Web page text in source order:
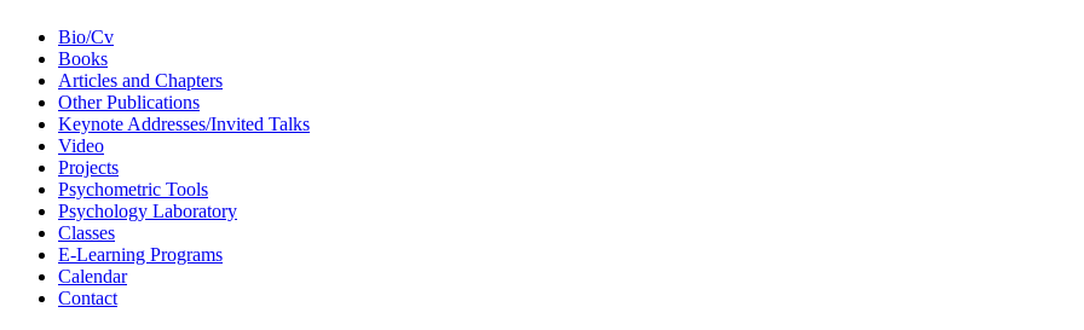
Bio/Cv
Books
Articles and Chapters
Other Publications
Keynote Addresses/Invited Talks
Video
Projects
Psychometric Tools
Psychology Laboratory
Classes
E-Learning Programs
Calendar
Contact